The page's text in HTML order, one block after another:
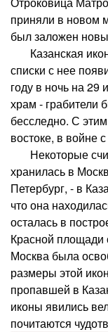
приняли в новом
был заложен
Казанская
списки с нее
году в ночь на 29
храм - грабители
бесследно. С
востоке, в войне
Некоторые
хранилась в
Петербург, - в
что она
осталась в
Красной площади
Москва была
размеры этой
пропавшей в
иконы явились
почитаются